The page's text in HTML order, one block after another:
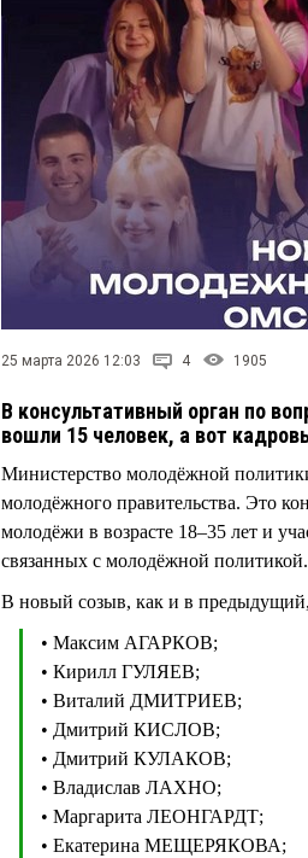
25 марта 2026 12:03 4 1905
В консультативный орган по
вошли 15 человек, а вот
Министерство молодёжной
молодёжного правительства. Это
молодёжи в возрасте 18–35 лет и
связанных с молодёжной политикой.
В новый созыв, как и в
• Максим АГАРКОВ;
• Кирилл ГУЛЯЕВ;
• Виталий ДМИТРИЕВ;
• Дмитрий КИСЛОВ;
• Дмитрий КУЛАКОВ;
• Владислав ЛАХНО;
• Маргарита ЛЕОНГАРДТ;
• Екатерина МЕЩЕРЯКОВА;